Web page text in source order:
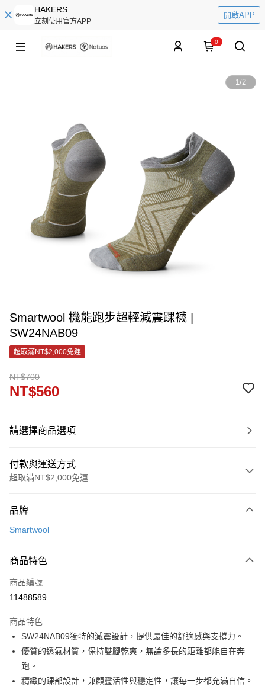
HAKERS
立刻使用官方APP
開啟APP
0
1/2
Smartwool 機能跑步超輕減震踝襪 |
SW24NAB09
超取滿NT$2,000免運
NT$700
NT$560
請選擇商品選項
付款與運送方式
超取滿NT$2,000免運
信用卡一次付款
Apple Pay
街口支付
ATM付款
運送方式
一般全家取貨
品牌
Smartwool
商品特色
商品編號
11488589
商品特色
SW24NAB09獨特的減震設計，提供最佳的舒適感與支撐力。
優質的透氣材質，保持雙腳乾爽，無論多長的距離都能自在奔
跑。
精緻的踝部設計，兼顧靈活性與穩定性，讓每一步都充滿自信。